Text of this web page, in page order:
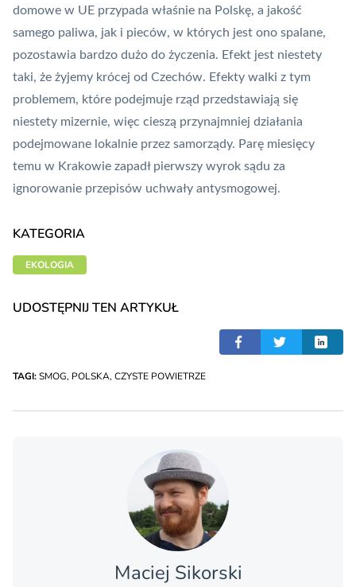
domowe w UE przypada właśnie na Polskę, a jakość
samego paliwa, jak i pieców, w których jest ono spalane,
pozostawia bardzo dużo do życzenia. Efekt jest niestety
taki, że żyjemy krócej od Czechów. Efekty walki z tym
problemem, które podejmuje rząd przedstawiają się
niestety mizernie, więc cieszą przynajmniej działania
podejmowane lokalnie przez samorządy. Parę miesięcy
temu w Krakowie zapadł pierwszy wyrok sądu za
ignorowanie przepisów uchwały antysmogowej.
KATEGORIA
EKOLOGIA
UDOSTĘPNIJ TEN ARTYKUŁ
TAGI:SMOG, POLSKA, CZYSTE POWIETRZE
Maciej Sikorski